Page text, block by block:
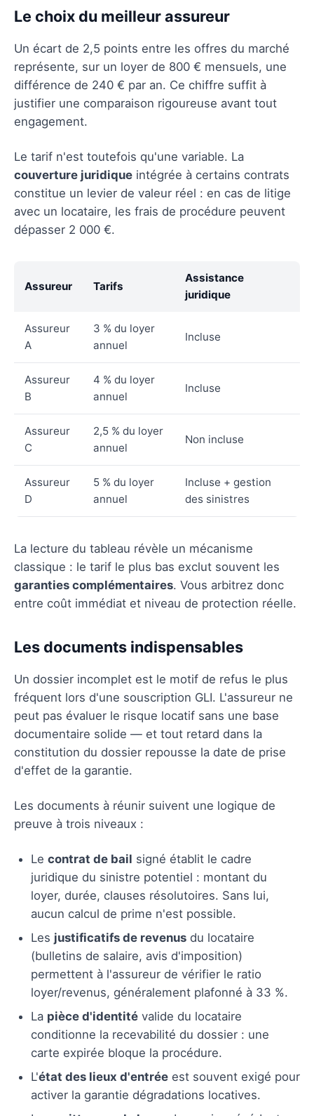
Le choix du meilleur assureur
Un écart de 2,5 points entre les offres du marché
représente, sur un loyer de 800 € mensuels, une
différence de 240 € par an. Ce chiffre suffit à
justifier une comparaison rigoureuse avant tout
engagement.
Le tarif n'est toutefois qu'une variable. La
couverture juridique intégrée à certains contrats
constitue un levier de valeur réel : en cas de litige
avec un locataire, les frais de procédure peuvent
dépasser 2 000 €.
Assureur Tarifs
Assistance
juridique
Assureur
A
3 % du loyer
annuel
Incluse
Assureur
B
4 % du loyer
annuel
Incluse
Assureur
C
2,5 % du loyer
annuel
Non incluse
Assureur
D
5 % du loyer
annuel
Incluse + gestion
des sinistres
La lecture du tableau révèle un mécanisme
classique : le tarif le plus bas exclut souvent les
garanties complémentaires. Vous arbitrez donc
entre coût immédiat et niveau de protection réelle.
Les documents indispensables
Un dossier incomplet est le motif de refus le plus
fréquent lors d'une souscription GLI. L'assureur ne
peut pas évaluer le risque locatif sans une base
documentaire solide — et tout retard dans la
constitution du dossier repousse la date de prise
d'effet de la garantie.
Les documents à réunir suivent une logique de
preuve à trois niveaux :
Le contrat de bail signé établit le cadre
juridique du sinistre potentiel : montant du
loyer, durée, clauses résolutoires. Sans lui,
aucun calcul de prime n'est possible.
Les justificatifs de revenus du locataire
(bulletins de salaire, avis d'imposition)
permettent à l'assureur de vérifier le ratio
loyer/revenus, généralement plafonné à 33 %.
La pièce d'identité valide du locataire
conditionne la recevabilité du dossier : une
carte expirée bloque la procédure.
L'état des lieux d'entrée est souvent exigé pour
activer la garantie dégradations locatives.